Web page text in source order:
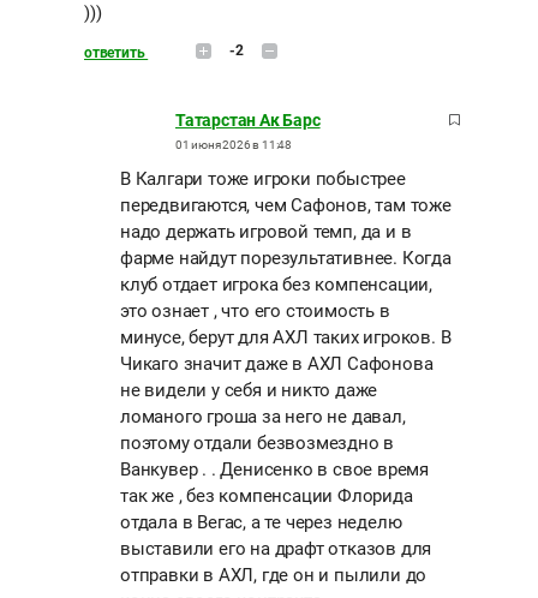
)))
ответить -2
Татарстан Ак Барс
01 июня 2026 в 11:48
В Калгари тоже игроки побыстрее
передвигаются, чем Сафонов, там тоже
надо держать игровой темп, да и в
фарме найдут порезультативнее. Когда
клуб отдает игрока без компенсации,
это ознает , что его стоимость в
минусе, берут для АХЛ таких игроков. В
Чикаго значит даже в АХЛ Сафонова
не видели у себя и никто даже
ломаного гроша за него не давал,
поэтому отдали безвозмездно в
Ванкувер . . Денисенко в свое время
так же , без компенсации Флорида
отдала в Вегас, а те через неделю
выставили его на драфт отказов для
отправки в АХЛ, где он и пылили до